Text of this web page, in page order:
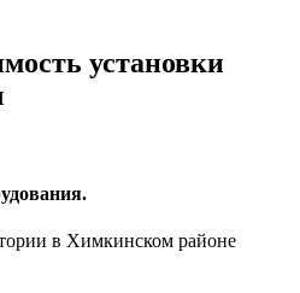
установки
в Химкинском районе